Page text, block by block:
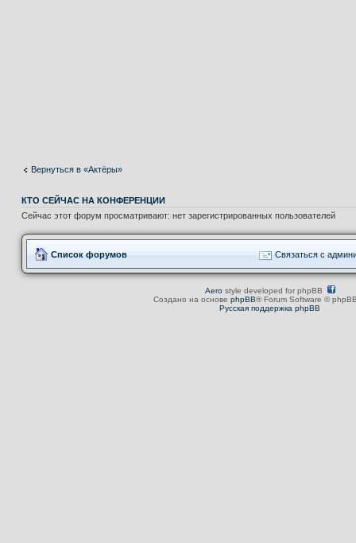
Вернуться в «Актёры»
КТО СЕЙЧАС НА КОНФЕРЕНЦИИ
Сейчас этот форум просматривают: нет зарегистрированных пользователей
Список форумов Связаться с
Aerostyle developed for phpBB
Создано на основе phpBB® Forum Software ©
Русская поддержка phpBB